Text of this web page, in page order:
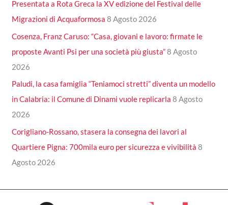
Presentata a Rota Greca la XV edizione del Festival delle
Migrazioni di Acquaformosa 8 Agosto 2026
Cosenza, Franz Caruso: “Casa, giovani e lavoro: firmate le
proposte Avanti Psi per una società più giusta”8 Agosto
2026
Paludi, la casa famiglia “Teniamoci stretti” diventa un modello
in Calabria: il Comune di Dinami vuole replicarla 8 Agosto
2026
Corigliano-Rossano, stasera la consegna dei lavori al
Quartiere Pigna: 700mila euro per sicurezza e vivibilità 8
Agosto 2026